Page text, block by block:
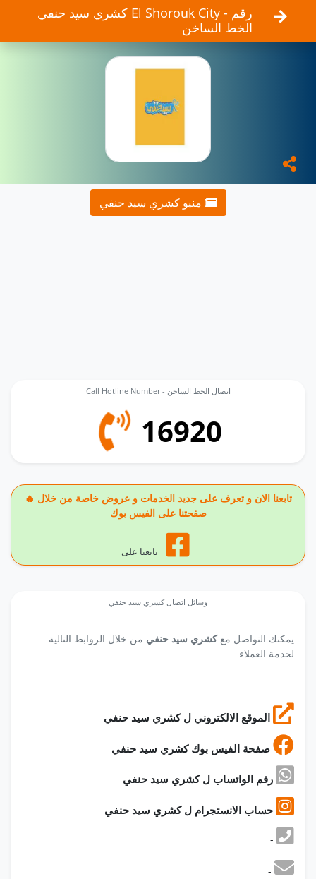
كشري سيد حنفي El Shorouk City - رقم
الخط الساخن
Call Hotline Number - اتصال الخط الساخن
16920
🔥 تابعنا الان و تعرف على جديد الخدمات و عروض خاصة من خلال
صفحتنا على الفيس بوك
تابعنا على
وسائل اتصال كشري سيد حنفي
يمكنك التواصل معكشري سيد حنفي من خلال الروابط التالية
لخدمة العملاء
-
-